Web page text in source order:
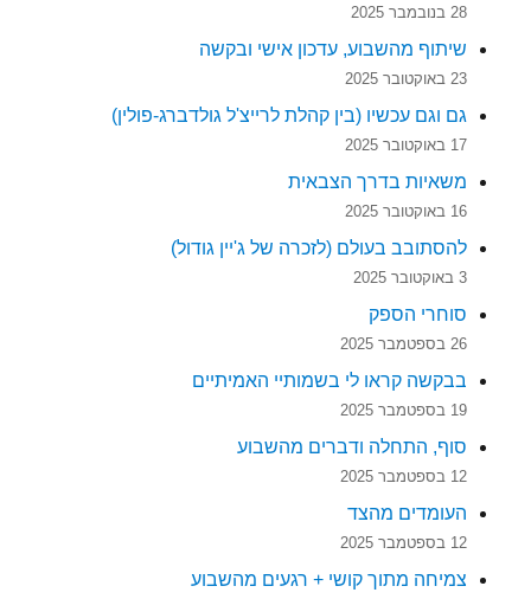
28 בנובמבר 2025
שיתוף מהשבוע, עדכון אישי ובקשה
23 באוקטובר 2025
גם וגם עכשיו (בין קהלת לרייצ'ל גולדברג-פולין)
17 באוקטובר 2025
משאיות בדרך הצבאית
16 באוקטובר 2025
להסתובב בעולם (לזכרה של ג'יין גודול)
3 באוקטובר 2025
סוחרי הספק
26 בספטמבר 2025
בבקשה קראו לי בשמותיי האמיתיים
19 בספטמבר 2025
סוף, התחלה ודברים מהשבוע
12 בספטמבר 2025
העומדים מהצד
12 בספטמבר 2025
צמיחה מתוך קושי + רגעים מהשבוע